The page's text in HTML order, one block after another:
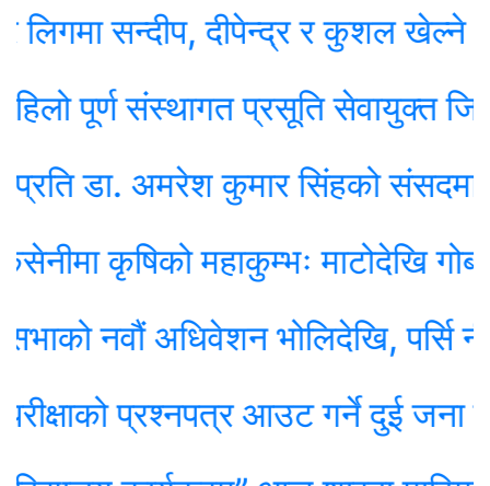
सन्दीप, दीपेन्द्र र कुशल खेल्ने
संस्थागत प्रसूति सेवायुक्त जिल्ला
अमरेश कुमार सिंहको संसदमा
कृषिको महाकुम्भः माटोदेखि गोबर
अधिवेशन भोलिदेखि, पर्सि नीति
प्रश्नपत्र आउट गर्ने दुई जना पक्राउ